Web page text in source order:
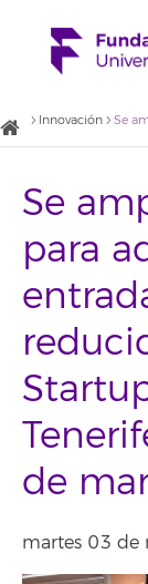
Innovación
Se
para
de
martes 03 de